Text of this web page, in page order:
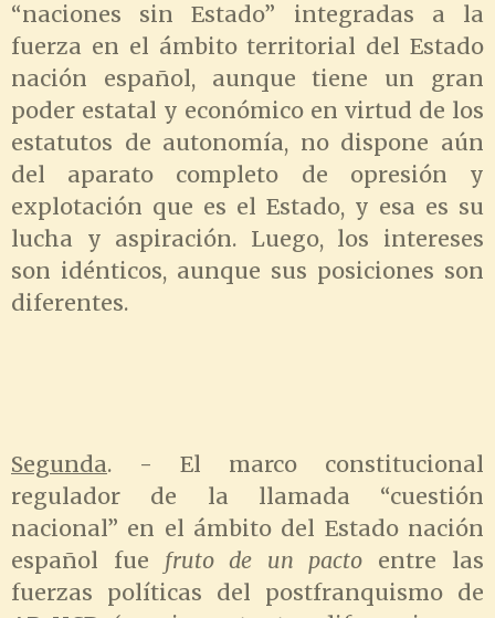
“naciones sin Estado” integradas a la
fuerza en el ámbito territorial del Estado
nación español, aunque tiene un gran
poder estatal y económico en virtud de los
estatutos de autonomía, no dispone aún
del aparato completo de opresión y
explotación que es el Estado, y esa es su
lucha y aspiración. Luego, los intereses
son idénticos, aunque sus posiciones son
diferentes.
Segunda. - El marco constitucional
regulador de la llamada “cuestión
nacional” en el ámbito del Estado nación
español fue fruto de un pactoentre las
fuerzas políticas del postfranquismo de